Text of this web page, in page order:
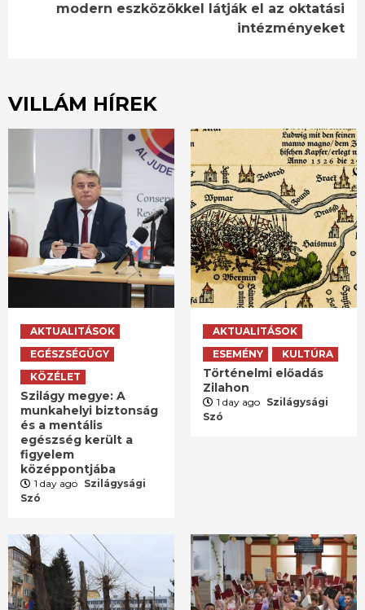
modern eszközökkel látják el az oktatási
intézményeket
VILLÁM HÍREK
AKTUALITÁSOK
EGÉSZSÉGÜGY
KÖZÉLET
Szilágy megye: A
munkahelyi biztonság
és a mentális
egészség került a
figyelem
középpontjába
1 day ago Szilágysági
Szó
AKTUALITÁSOK
ESEMÉNY
KULTÚRA
Történelmi előadás
Zilahon
1 day ago Szilágysági
Szó